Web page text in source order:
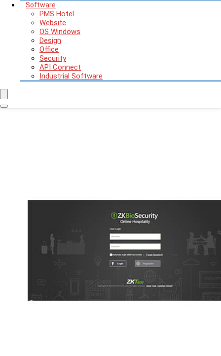
Software
PMS Hotel
Website
OS Windows
Design
Office
Security
API Connect
Industrial Software